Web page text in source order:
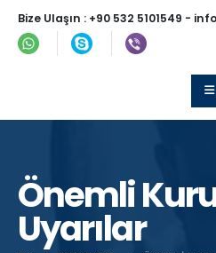
Bize Ulaşın : +90 532 5101549 -
Önemli
Uyarılar